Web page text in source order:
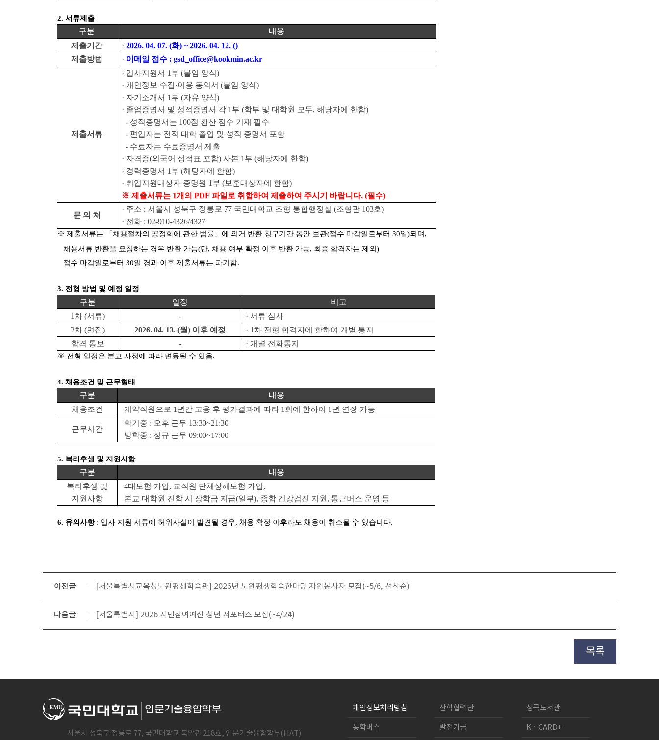
2. 서류제출
구분
내용
제출기간
· 2026. 04. 07. (화) ~ 2026. 04. 12. ()
제출방법
· 이메일 접수 : gsd_office@kookmin.ac.kr
제출서류
· 입사지원서 1 부 (붙임 양식)
· 개인정보 수집·이용 동의서 (붙임 양식)
· 자기소개서 1 부 (자유 양식)
· 졸업증명서 및 성적증명서 각 1 부 (학부 및 대학원 모두, 해당자에 한함)
- 성적증명서는 100점 환산 점수 기재 필수
- 편입자는 전적 대학 졸업 및 성적 증명서 포함
- 수료자는 수료증명서 제출
· 자격증(외국어 성적표 포함) 사본 1 부 (해당자에 한함)
· 경력증명서 1 부 (해당자에 한함)
· 취업지원대상자 증명원 1 부 (보훈대상자에 한함)
※ 제출서류는 1개의 PDF 파일로 취합하여 제출하여 주시기 바랍니다. (필수)
문 의 처
· 주소 : 서울시 성북구 정릉로 77 국민대학교 조형 통합행정실 (조형관 103호)
· 전화 : 02-910-4326/4327
※ 제출서류는 「 채용절차의 공정화에 관한 법률 」 에 의거 반환 청구기간 동안 보관(접수 마감일로부터 30일)되며 ,
채용서류 반환을 요청하는 경우 반환 가능(단, 채용 여부 확정 이후 반환 가능, 최종 합격자는 제외 ).
접수 마감일로부터 30일 경과 이후 제출서류는 파기함.
3. 전형 방법 및 예정 일정
구분 일정
비고
1 차 (서류) - · 서류 심사
2차 (면접) 2026. 04. 13. (월) 이후 예정 · 1 차 전형 합격자에 한하여 개별 통지
합격 통보
- · 개별 전화통지
※ 전형 일정은 본교 사정에 따라 변동될 수 있음.
4. 채용조건 및 근무형태
구분
내용
채용조건
계약직원으로 1 년간 고용 후 평가결과에 따라 1 회에 한하여 1 년 연장 가능
근무시간
학기중 : 오후 근무 13:30~21:30
방학중 : 정규 근무 09:00~17:00
5. 복리후생 및 지원사항
구분
내용
복리후생 및
지원사항
4대보험 가입, 교직원 단체상해보험 가입,
본교 대학원 진학 시 장학금 지급(일부), 종합 건강검진 지원 , 통근버스 운영 등
6. 유의사항 : 입사 지원 서류에 허위사실이 발견될 경우, 채용 확정 이후라도 채용이 취소될 수 있습니다.
이전글 [서울특별시교육청노원평생학습관] 2026년 노원평생학습한마당 자원봉사자 모집(~5/6, 선착순)
다음글 [서울특별시] 2026 시민참여예산 청년 서포터즈 모집(~4/24)
목록
서울시 성북구 정릉로 77, 국민대학교 북악관 218호, 인문기술융합학부(HAT)
개인정보처리방침 산학협력단 성곡도서관
통학버스 발전기금 KㆍCARD+